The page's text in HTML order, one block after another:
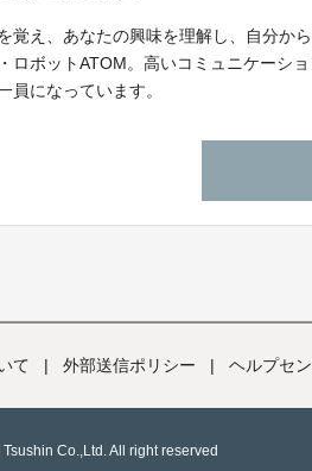
覚え、あなたの興味を理解し、自分か
ロボットATOM。高いコミュニケーシ
員になっています。
て | 外部送信ポリシー | ヘルプセ
Co.,Ltd. All right reserved